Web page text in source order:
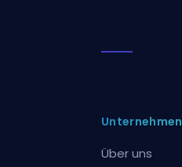
Unternehmen
Über uns